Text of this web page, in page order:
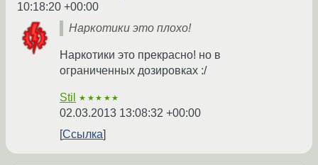
10:18:20 +00:00
Наркотики это плохо!
Наркотики это прекрасно! но в
ограниченных дозировках :/
Stil ★★★★★
02.03.2013 13:08:32 +00:00
Ссылка